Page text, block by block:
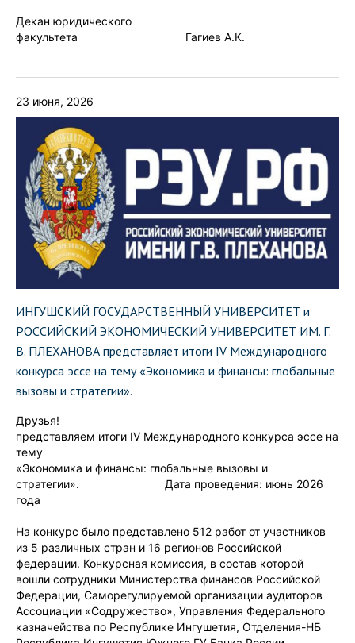
Декан юридического
факультета Гагиев А.К.
23 июня, 2026
ИНГУШСКИЙ ГОСУДАРСТВЕННЫЙ УНИВЕРСИТЕТ и
РОССИЙСКИЙ ЭКОНОМИЧЕСКИЙ УНИВЕРСИТЕТ ИМ. Г.
В. ПЛЕХАНОВА представляет итоги IV Международного
конкурса эссе на тему «Экономика и финансы: глобальные
вызовы и стратегии».
Друзья!
представляем итоги IV Международного конкурса эссе на
тему
«Экономика и финансы: глобальные вызовы и
стратегии». Дата проведения: июнь 2026
года
На конкурс было представлено 512 работ от участников
из 5 различных стран и 16 регионов Российской
федерации. Конкурсная комиссия, в состав которой
вошли сотрудники Министерства финансов Российской
Федерации, Саморегулируемой организации аудиторов
Ассоциации «Содружество», Управления Федерального
казначейства по Республике Ингушетия, Отделения-НБ